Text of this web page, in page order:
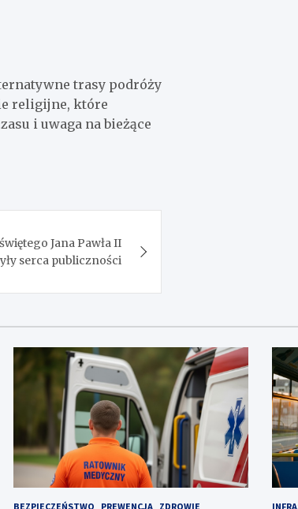
trasy podróży
religijne, które
i uwaga na bieżące
Jana Pawła II
serca publiczności
BEZPIECZEŃSTWO PREWENCJA ZDROWIE